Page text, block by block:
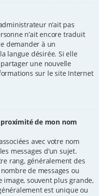
n’ait pas
n’ait encore traduit
demander à un
langue désirée. Si elle
partager une nouvelle
sur le site Internet
de mon nom
avec votre nom
messages d’un sujet.
rang, généralement des
de messages ou
image, souvent plus grande,
est unique ou